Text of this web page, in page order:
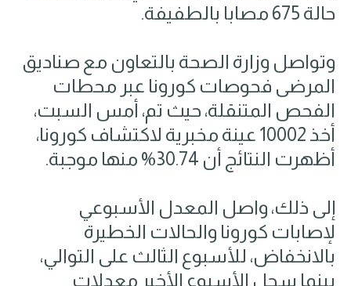
حالة 675 مصابا بالطفيفة.
وتواصل وزارة الصحة بالتعاون مع صناديق
المرضى فحوصات كورونا عبر محطات
الفحص المتنقلة، حيث تم، أمس السبت،
أخذ 10002 عينة مخبرية لاكتشاف كورونا،
أظهرت النتائج أن 30.74% منها موجبة.
إلى ذلك، واصل المعدل الأسبوعي
لإصابات كورونا والحالات الخطيرة
بالانخفاض، للأسبوع الثالث على التوالي،
بينما سجل الأسبوع الأخير معدلات